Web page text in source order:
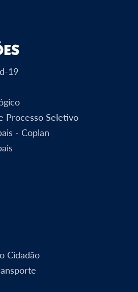
19
Processo Seletivo
- Coplan
Cidadão